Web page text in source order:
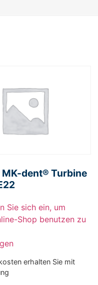
dent® Turbine
Sie sich ein, um
Shop benutzen zu
erhalten Sie mit